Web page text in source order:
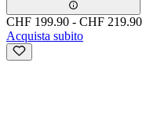
CHF 199.90 - CHF 219.90
Acquista subito